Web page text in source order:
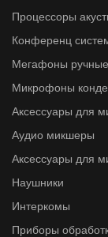
Процессоры
Конференц
Мегафоны ручные
Микрофоны
Аксессуары для
Аудио микшеры
Аксессуары для
Наушники
Интеркомы
Приборы